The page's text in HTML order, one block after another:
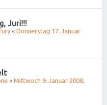
Juri!!!
« Donnerstag 17. Januar
« Mittwoch 9. Januar 2008,